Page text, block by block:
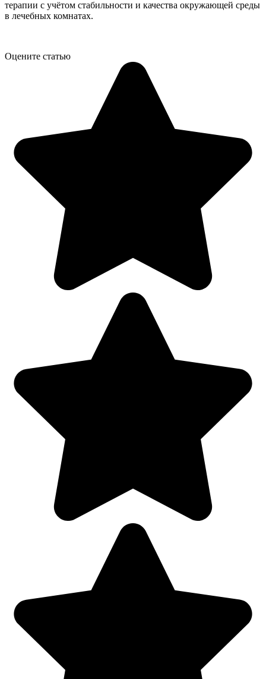
терапии с учётом стабильности и качества окружающей среды
в лечебных комнатах.
Оцените статью